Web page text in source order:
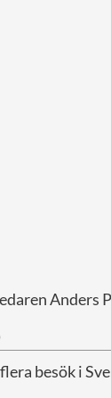
Anders
besök i